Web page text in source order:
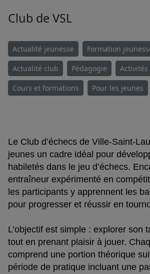
Club de VSL
Actualité jeunesse Formation
Actualité club Pédagogie Activités
Cours et formations Pour les jeunes
Le Club d’échecs de Ville-Saint-
jeunes un cadre idéal pour
habiletés dans le jeu d’échecs.
entraîneur expérimenté en
les participants y apprennent les
pour progresser et réussir en
L’objectif est simple : explorer son
tout en prenant plaisir à jouer.
comprend une portion théorique
période de pratique incluant une